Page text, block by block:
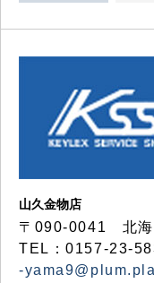
山久金物店
〒090-0041 北海
TEL：0157-23-
-